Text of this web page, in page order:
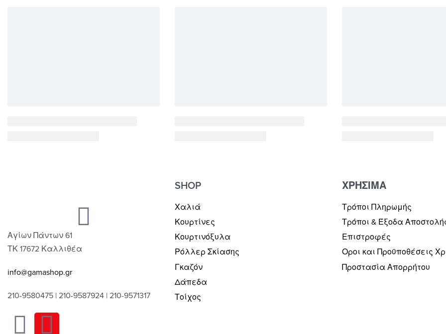
Αγίων Πάντων 61
ΤΚ 17672 Καλλιθέα
info@gamashop.gr
210-9580475 | 210-9587924 | 210-9571317
SHOP
Χαλιά
Κουρτίνες
Κουρτινόξυλα
Ρόλλερ Σκίασης
Γκαζόν
Δάπεδα
Τοίχος
ΧΡΗΣΙΜΑ
Τρόποι Πληρωμής
Τρόποι & Έξοδα
Επιστροφές
Οροι και Προϋποθέσεις
Προστασία Απορρήτου